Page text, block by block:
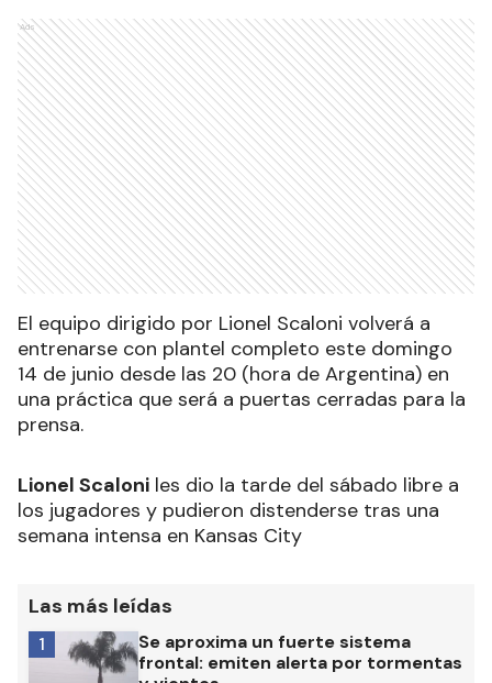
Ads
El equipo dirigido por Lionel Scaloni volverá a
entrenarse con plantel completo este domingo
14 de junio desde las 20 (hora de Argentina) en
una práctica que será a puertas cerradas para la
prensa.
Lionel Scaloni les dio la tarde del sábado libre a
los jugadores y pudieron distenderse tras una
semana intensa en Kansas City
Las más leídas
Se aproxima un fuerte sistema
frontal: emiten alerta por tormentas
1